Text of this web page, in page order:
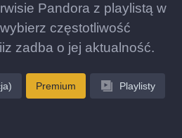
Pandora z playlistą w
częstotliwość
zadba o jej aktualność.
Premium Playlisty